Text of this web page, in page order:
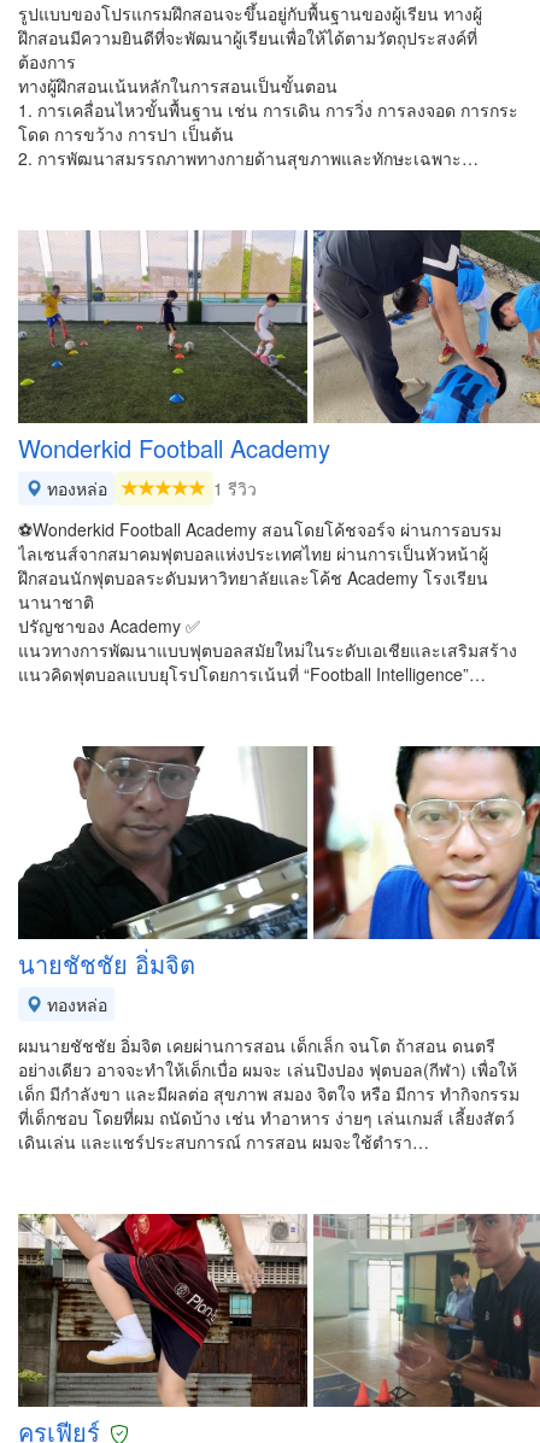
รูปแบบของโปรแกรมฝึกสอนจะขึ้นอยู่กับพื้นฐานของผู้เรียน ทางผู้
ฝึกสอนมีความยินดีที่จะพัฒนาผู้เรียนเพื่อให้ได้ตามวัตถุประสงค์ที่
ต้องการ
ทางผู้ฝึกสอนเน้นหลักในการสอนเป็นขั้นตอน
1. การเคลื่อนไหวขั้นพื้นฐาน เช่น การเดิน การวิ่ง การลงจอด การกระ
โดด การขว้าง การปา เป็นต้น
2. การพัฒนาสมรรถภาพทางกายด้านสุขภาพและทักษะเฉพาะ…
Wonderkid Football Academy
ทองหล่อ
1 รีวิว
⚽️Wonderkid Football Academy สอนโดยโค้ชจอร์จ ผ่านการอบรม
ไลเซนส์จากสมาคมฟุตบอลแห่งประเทศไทย ผ่านการเป็นหัวหน้าผู้
ฝึกสอนนักฟุตบอลระดับมหาวิทยาลัยและโค้ช Academy โรงเรียน
นานาชาติ
ปรัญชาของ Academy ✅
แนวทางการพัฒนาแบบฟุตบอลสมัยใหม่ในระดับเอเชียและเสริมสร้าง
แนวคิดฟุตบอลแบบยุโรปโดยการเน้นที่ “Football Intelligence”…
นายชัชชัย อิ่มจิต
ทองหล่อ
ผมนายชัชชัย อิ่มจิต เคยผ่านการสอน เด็กเล็ก จนโต ถ้าสอน ดนตรี
อย่างเดียว อาจจะทำให้เด็กเบื่อ ผมจะ เล่นปิงปอง ฟุตบอล(กีฬา) เพื่อให้
เด็ก มีกำลังขา และมีผลต่อ สุขภาพ สมอง จิตใจ หรือ มีการ ทำกิจกรรม
ที่เด็กชอบ โดยที่ผม ถนัดบ้าง เช่น ทำอาหาร ง่ายๆ เล่นเกมส์ เลี้ยงสัตว์
เดินเล่น และแชร์ประสบการณ์ การสอน ผมจะใช้ตำรา…
ครูเฟียร์